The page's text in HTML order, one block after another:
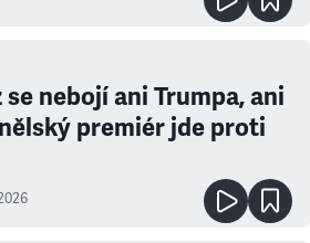
se nebojí ani Trumpa, ani
premiér jde proti